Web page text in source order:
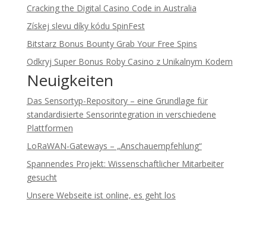
Cracking the Digital Casino Code in Australia
Získej slevu díky kódu SpinFest
Bitstarz Bonus Bounty Grab Your Free Spins
Odkryj Super Bonus Roby Casino z Unikalnym Kodem
Neuigkeiten
Das Sensortyp-Repository – eine Grundlage für
standardisierte Sensorintegration in verschiedene
Plattformen
LoRaWAN-Gateways – „Anschauempfehlung“
Spannendes Projekt: Wissenschaftlicher Mitarbeiter
gesucht
Unsere Webseite ist online, es geht los